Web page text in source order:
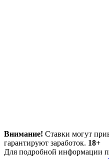
Внимание! Ставки могут
гарантируют заработок. 18+
Для подробной информации